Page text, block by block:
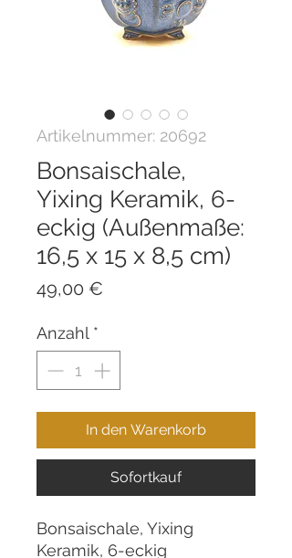
Artikelnummer: 20692
Bonsaischale,
Yixing Keramik, 6-
eckig (Außenmaße:
16,5 x 15 x 8,5 cm)
49,00 €
Anzahl *
In den Warenkorb
Sofortkauf
Bonsaischale, Yixing
Keramik, 6-eckig